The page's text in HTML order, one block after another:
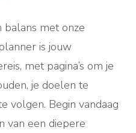
prijs
is:
€ 4,95.
balans met onze
is jouw
met pagina’s om je
je doelen te
volgen. Begin vandaag
van een diepere